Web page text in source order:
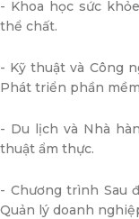
- Khoa học sức
thể chất.
- Kỹ thuật và Công
Phát triển phần
- Du lịch và Nhà
thuật ẩm thực.
- Chương trình Sau
Quản lý doanh